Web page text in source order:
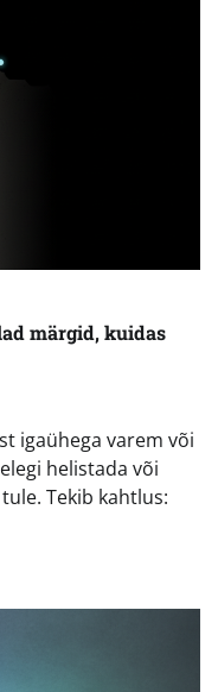
märgid, kuidas
igaühega varem või
helistada või
Tekib kahtlus: